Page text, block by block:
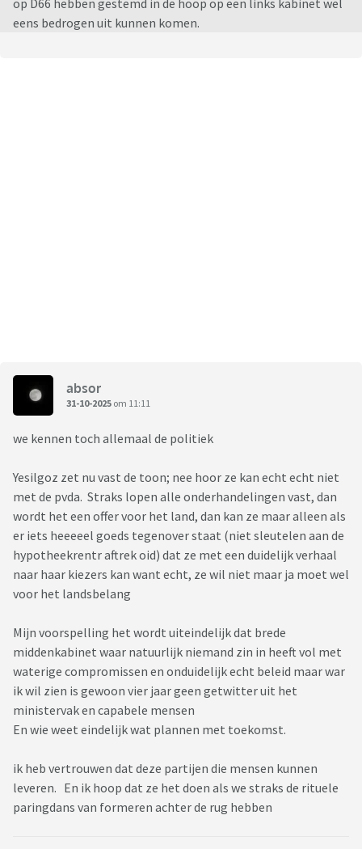
op D66 hebben gestemd in de hoop op een links kabinet wel
eens bedrogen uit kunnen komen.
absor
31-10-2025 om 11:11
we kennen toch allemaal de politiek
Yesilgoz zet nu vast de toon; nee hoor ze kan echt echt niet
met de pvda. Straks lopen alle onderhandelingen vast, dan
wordt het een offer voor het land, dan kan ze maar alleen als
er iets heeeeel goeds tegenover staat (niet sleutelen aan de
hypotheekrentr aftrek oid) dat ze met een duidelijk verhaal
naar haar kiezers kan want echt, ze wil niet maar ja moet wel
voor het landsbelang
Mijn voorspelling het wordt uiteindelijk dat brede
middenkabinet waar natuurlijk niemand zin in heeft vol met
waterige compromissen en onduidelijk echt beleid maar war
ik wil zien is gewoon vier jaar geen getwitter uit het
ministervak en capabele mensen
En wie weet eindelijk wat plannen met toekomst.
ik heb vertrouwen dat deze partijen die mensen kunnen
leveren. En ik hoop dat ze het doen als we straks de rituele
paringdans van formeren achter de rug hebben